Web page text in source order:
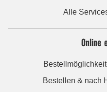
Alle
Online
Bestellen & nach